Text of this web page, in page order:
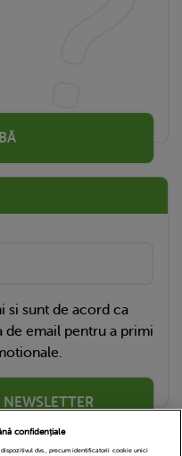
si sunt de acord ca
de email pentru a primi
confidențiale
dvs., precum identificatorii cookie unici